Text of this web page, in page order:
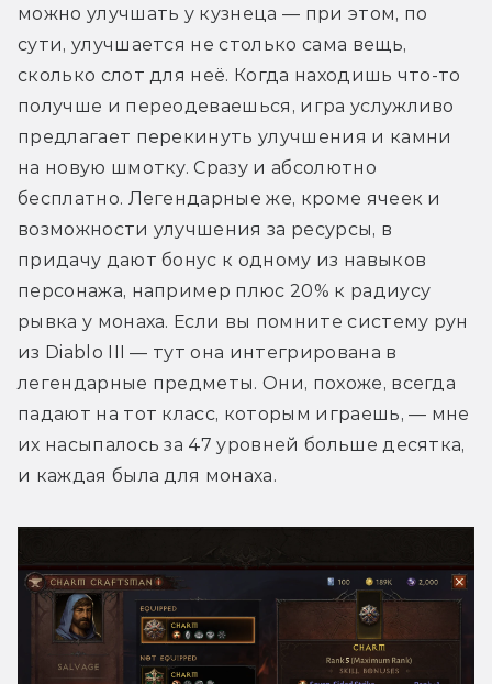
можно улучшать у кузнеца — при этом, по
сути, улучшается не столько сама вещь,
сколько слот для неё. Когда находишь что-то
получше и переодеваешься, игра услужливо
предлагает перекинуть улучшения и камни
на новую шмотку. Сразу и абсолютно
бесплатно. Легендарные же, кроме ячеек и
возможности улучшения за ресурсы, в
придачу дают бонус к одному из навыков
персонажа, например плюс 20% к радиусу
рывка у монаха. Если вы помните систему рун
из Diablo III — тут она интегрирована в
легендарные предметы. Они, похоже, всегда
падают на тот класс, которым играешь, — мне
их насыпалось за 47 уровней больше десятка,
и каждая была для монаха.